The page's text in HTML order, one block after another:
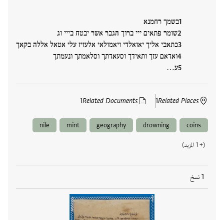
בשמך רחמנא
שומר פתאים ייי ברוך הגבר אשר יבטח בייי וג
כתאבי אליך יאואלדי ויאמולאי אלעזיז עלי אטאל אללה בקאך
ואדאם עזך ותאידך וסעאדתך וסלאמתך ונעמתך
ע…
Related Places
1
Related Documents
1
coins
drowning
geography
mint
nile
(+ 1 المزيد)
1 نسخ